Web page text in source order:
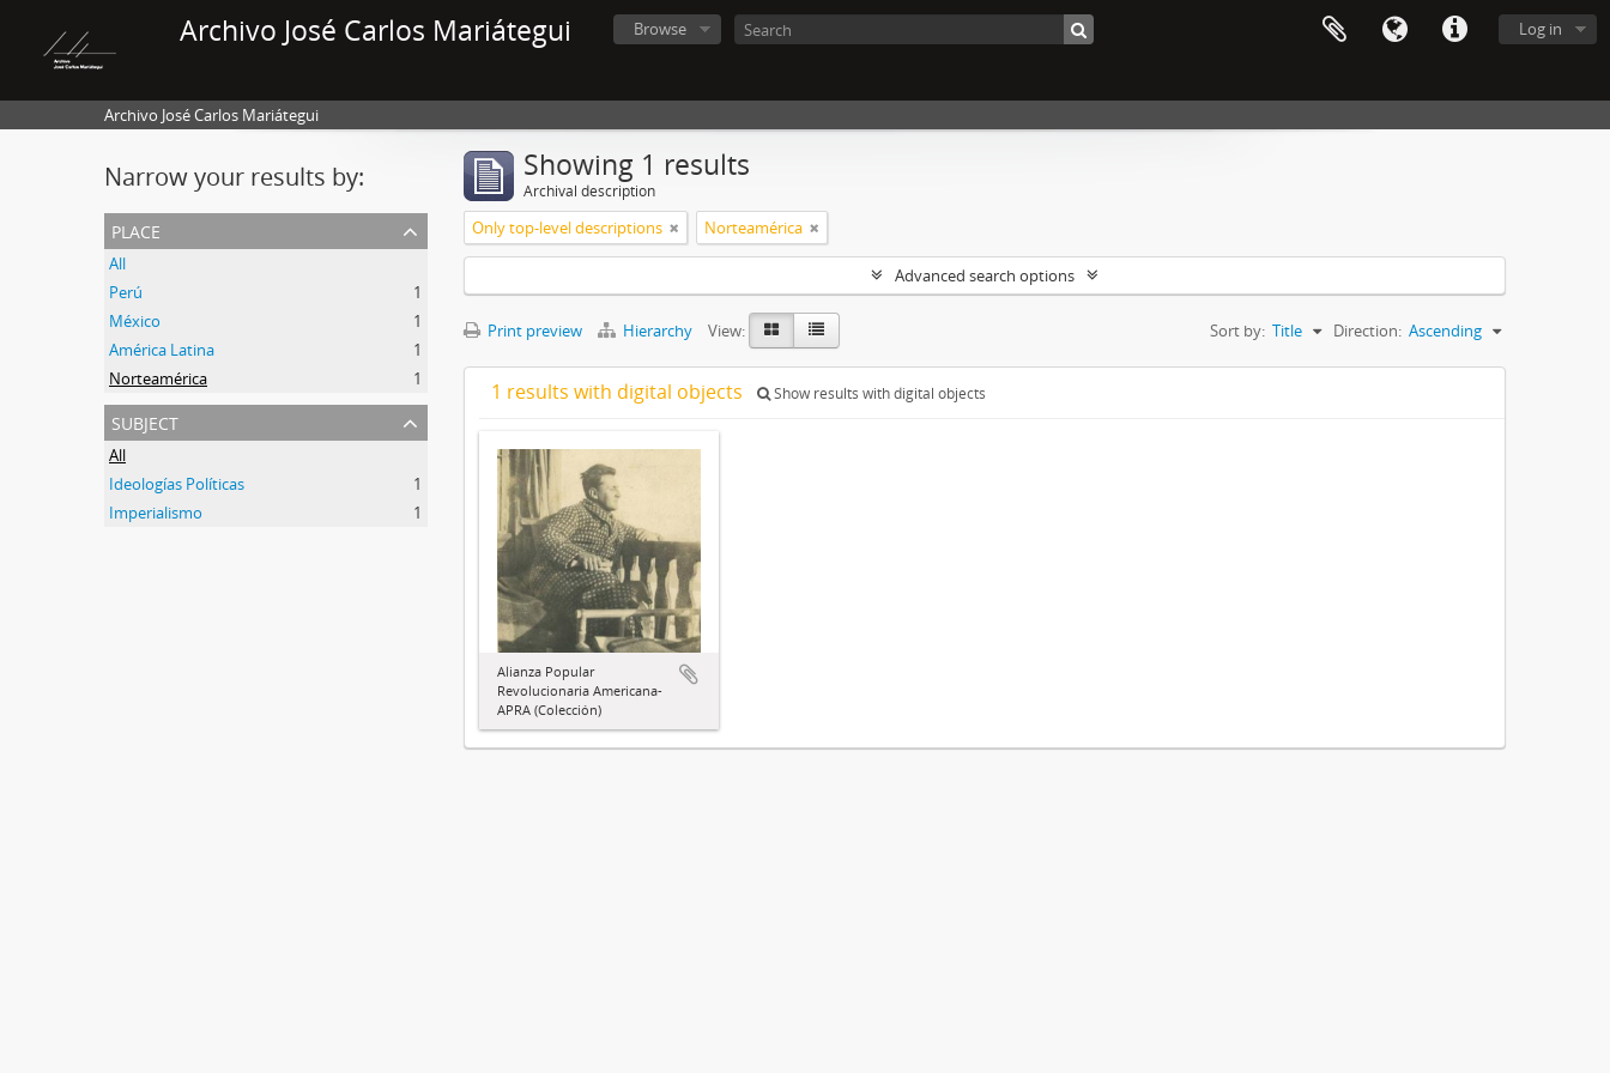
Archivo José Carlos Mariátegui Log in
Browse
Archivo José Carlos Mariátegui
Narrow your results by:
place
All
Perú
1
México
1
América Latina
1
Norteamérica
1
subject
All
Ideologías Políticas
1
Imperialismo
1
Showing 1 results
Archival description
Only top-level descriptions Norteamérica
Advanced search options
Print preview Hierarchy View: Sort by: Title Direction: Ascending
1 results with digital objects Show results with digital objects
Alianza Popular
Revolucionaria Americana-
APRA (Colección)